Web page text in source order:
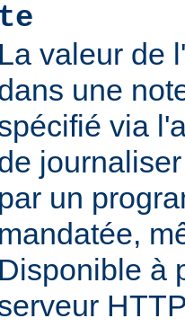
La valeur de l'
une
via
par un
mandatée,
Disponible à